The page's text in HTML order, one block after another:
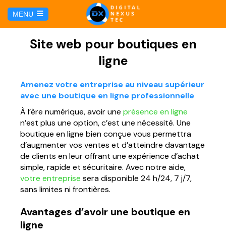
MENU
Hosting y Dominio
Gestión de Redes Sociales
Brand Book
Soluciones TI
Soporte Técnico
PÁGINAS
Página web para Agencias de Viaje
Página web para Hoteles
Página web para Restaurantes
Página web para Tiendas Virtuales
MARKETING DIGITAL
Marketing por Facebook
Marketing por Google
BLOG
CONTÁCTANOS
Site web pour boutiques en
ligne
Amenez votre entreprise au niveau supérieur
avec une boutique en ligne professionnelle
À l’ère numérique, avoir une présence en ligne
n’est plus une option, c’est une nécessité. Une
boutique en ligne bien conçue vous permettra
d’augmenter vos ventes et d’atteindre davantage
de clients en leur offrant une expérience d’achat
simple, rapide et sécuritaire. Avec notre aide,
votre entreprise sera disponible 24 h/24, 7 j/7,
sans limites ni frontières.
Avantages d’avoir une boutique en
ligne